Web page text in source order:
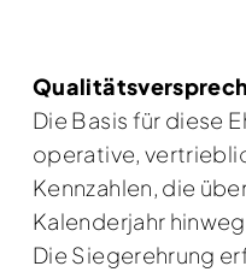
Die Basis für diese
operative,
Kennzahlen, die
Kalenderjahr
Die Siegerehrung